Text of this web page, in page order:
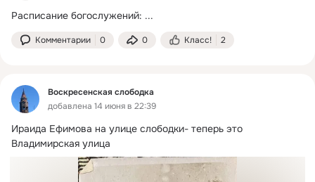
Расписание богослужений: ...
Комментарии 0 0 Класс! 2
Воскресенская слободка
добавлена 14 июня в 22:39
Ираида Ефимова на улице слободки- теперь это
Владимирская улица